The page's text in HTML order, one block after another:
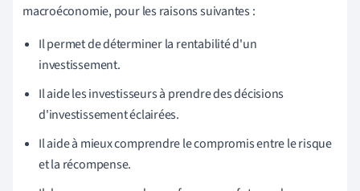
macroéconomie, pour les raisons suivantes :
Il permet de déterminer la rentabilité d'un
investissement.
Il aide les investisseurs à prendre des décisions
d'investissement éclairées.
Il aide à mieux comprendre le compromis entre le risque
et la récompense.